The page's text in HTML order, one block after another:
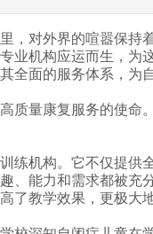
对外界的喧嚣保
业机构应运而生，
全面的服务体系，为
质量康复服务的使
练机构。它不仅提
能力和需求都被充
教学效果，更极大